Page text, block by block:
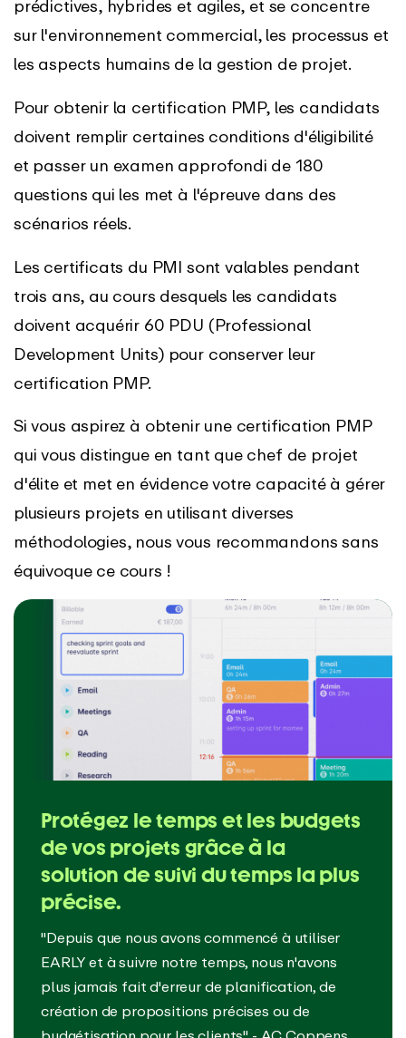
prédictives, hybrides et agiles, et se concentre
sur l'environnement commercial, les processus et
les aspects humains de la gestion de projet.
Pour obtenir la certification PMP, les candidats
doivent remplir certaines conditions d'éligibilité
et passer un examen approfondi de 180
questions qui les met à l'épreuve dans des
scénarios réels.
Les certificats du PMI sont valables pendant
trois ans, au cours desquels les candidats
doivent acquérir 60 PDU (Professional
Development Units) pour conserver leur
certification PMP.
Si vous aspirez à obtenir une certification PMP
qui vous distingue en tant que chef de projet
d'élite et met en évidence votre capacité à gérer
plusieurs projets en utilisant diverses
méthodologies, nous vous recommandons sans
équivoque ce cours !
Protégez le temps et les budgets
de vos projets grâce à la
solution de suivi du temps la plus
précise.
"Depuis que nous avons commencé à utiliser
EARLY et à suivre notre temps, nous n'avons
plus jamais fait d'erreur de planification, de
création de propositions précises ou de